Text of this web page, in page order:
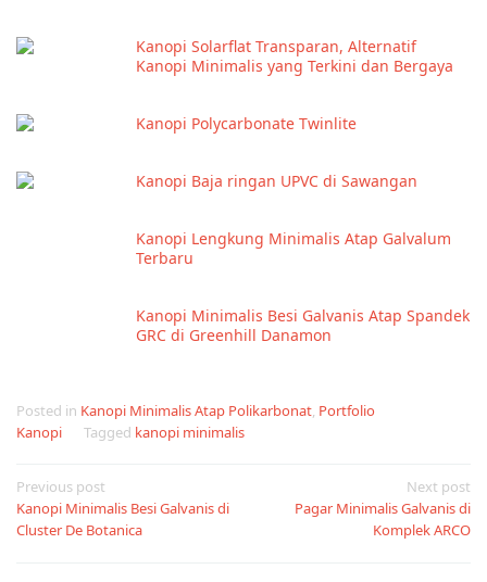
Kanopi Solarflat Transparan, Alternatif
Kanopi Minimalis yang Terkini dan Bergaya
Kanopi Polycarbonate Twinlite
Kanopi Baja ringan UPVC di Sawangan
Kanopi Lengkung Minimalis Atap Galvalum
Terbaru
Kanopi Minimalis Besi Galvanis Atap Spandek
GRC di Greenhill Danamon
Posted in Kanopi Minimalis Atap Polikarbonat Portfolio
Kanopi
Tagged kanopi minimalis
Post
navigation
Previous post
Kanopi Minimalis Besi Galvanis di
Cluster De Botanica
Next post
Pagar Minimalis Galvanis di
Komplek ARCO